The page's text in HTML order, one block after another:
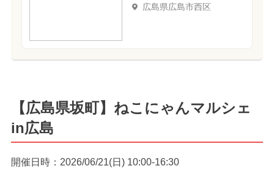
広島県広島市西区
【広島県坂町】ねこにゃんマルシェ
in広島
開催日時：2026/06/21(日) 10:00-16:30